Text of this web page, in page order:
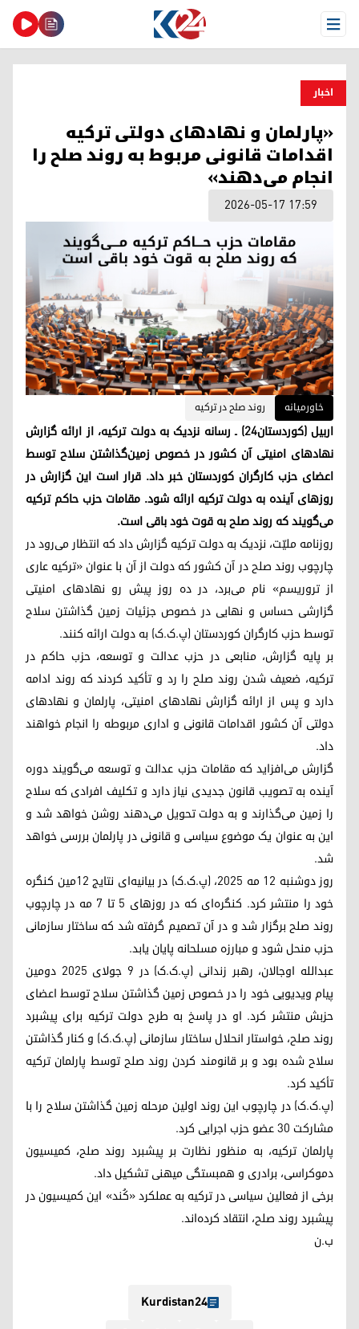
Open Menu
اخبار
«پارلمان و نهادهای دولتی ترکیه
اقدامات قانونی مربوط به روند صلح را
انجام می‌دهند»
2026-05-17 17:59
خاورمیانه روند صلح در ترکیه
اربیل (کوردستان۲۴) ـ رسانه نزدیک به دولت ترکیه، از ارائه گزارش
نهادهای امنیتی آن کشور در خصوص زمین‌گذاشتن سلاح توسط
اعضای حزب کارگران کوردستان خبر داد. قرار است این گزارش در
روزهای آینده به دولت ترکیه ارائه شود. مقامات حزب حاکم ترکیه
می‌گویند که روند صلح به قوت خود باقی است.
روزنامه ملیّت، نزدیک به دولت ترکیه گزارش داد که انتظار می‌رود در
چارچوب روند صلح در آن کشور که دولت از آن با عنوان «ترکیه عاری
از تروریسم» نام می‌برد، در ده روز پیش رو نهادهای امنیتی
گزارشی حساس و نهایی در خصوص جزئیات زمین گذاشتن سلاح
توسط حزب کارگران کوردستان (پ.ک.ک) به دولت ارائه کنند.
بر پایه گزارش، منابعی در حزب عدالت و توسعه، حزب حاکم در
ترکیه، ضعیف شدن روند صلح را رد و تأکید کردند که روند ادامه
دارد و پس از ارائه گزارش نهادهای امنیتی، پارلمان و نهادهای
دولتی آن کشور اقدامات قانونی و اداری مربوطه را انجام خواهند
داد.
گزارش می‌افزاید که مقامات حزب عدالت و توسعه می‌گویند دوره
آینده به تصویب قانون جدیدی نیاز دارد و تکلیف افرادی که سلاح
را زمین می‌گذارند و به دولت تحویل می‌دهند روشن خواهد شد و
این به عنوان یک موضوع سیاسی و قانونی در پارلمان بررسی خواهد
شد.
روز دوشنبه ۱۲ مه ۲۰۲۵، (پ.ک.ک) در بیانیه‌ای نتایج ۱۲مین کنگره
خود را منتشر کرد. کنگره‌ای که در روزهای ۵ تا ۷ مه در چارچوب
روند صلح برگزار شد و در آن تصمیم گرفته شد که ساختار سازمانی
حزب منحل شود و مبارزه مسلحانه پایان یابد.
عبدالله اوجالان، رهبر زندانی (پ.ک.ک) در ۹ جولای ۲۰۲۵ دومین
پیام ویدیویی خود را در خصوص زمین گذاشتن سلاح توسط اعضای
حزبش منتشر کرد. او در پاسخ به طرح دولت ترکیه برای پیشبرد
روند صلح، خواستار انحلال ساختار سازمانی (پ.ک.ک) و کنار گذاشتن
سلاح شده بود و بر قانومند کردن روند صلح توسط پارلمان ترکیه
تأکید کرد.
(پ.ک.ک) در چارچوب این روند اولین مرحله زمین گذاشتن سلاح را با
مشارکت ۳۰ عضو حزب اجرایی کرد.
پارلمان ترکیه، به منظور نظارت بر پیشبرد روند صلح، کمیسیون
دموکراسی، برادری و همبستگی میهنی تشکیل داد.
برخی از فعالین سیاسی در ترکیه به عملکرد «کُند» این کمیسیون در
پیشبرد روند صلح، انتقاد کرده‌اند.
ب.ن
Kurdistan24